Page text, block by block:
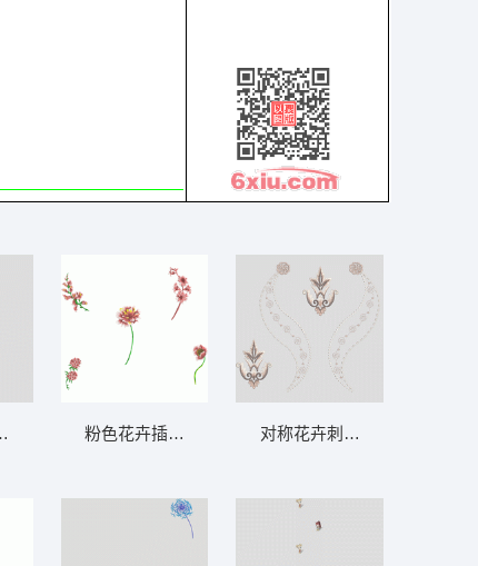
图案 软装 装饰 窗帘粉色花卉插画集合 软装 装饰 窗帘对称花卉刺绣图案 软装 装饰